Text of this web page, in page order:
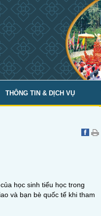
THÔNG TIN & DỊCH VỤ
học sinh tiểu học trong
và bạn bè quốc tế khi tham